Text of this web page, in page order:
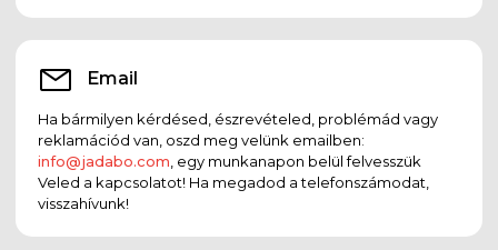
Email
Ha bármilyen kérdésed, észrevételed, problémád vagy
reklamációd van, oszd meg velünk emailben:
info@jadabo.com , egy munkanapon belül felvesszük
Veled a kapcsolatot! Ha megadod a telefonszámodat,
visszahívunk!